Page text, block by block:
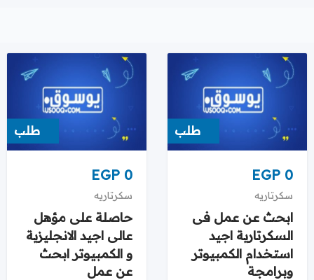
طلب
EGP 0
سكرتاريه
ابحث عن عمل فى
السكرتارية اجيد
استخدام الكمبيوتر
وبرامجة
طلب
EGP 0
سكرتاريه
حاصلة على مؤهل
عالى اجيد الانجليزية
و الكمبيوتر ابحث
عن عمل